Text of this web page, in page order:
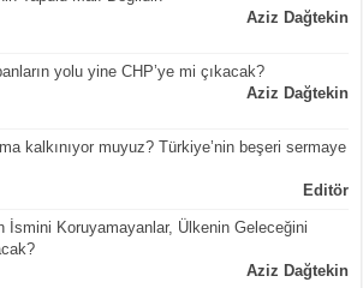
Aziz Dağtekin
yolu yine CHP’ye mi çıkacak?
Aziz Dağtekin
kalkınıyor muyuz? Türkiye’nin beşeri sermaye
Editör
İsmini Koruyamayanlar, Ülkenin Geleceğini
Aziz Dağtekin